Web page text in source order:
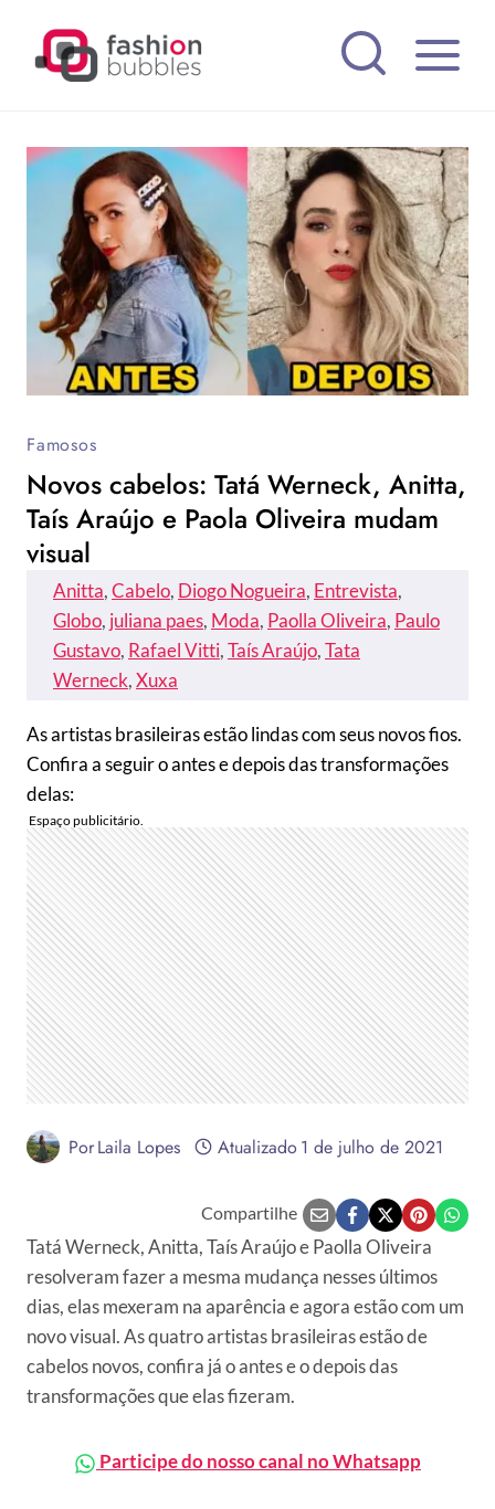
Famosos
Novos cabelos: Tatá Werneck, Anitta,
Taís Araújo e Paola Oliveira mudam
visual
Anitta, Cabelo, Diogo Nogueira, Entrevista
Globo, juliana paes, Moda, Paolla Oliveira, Paulo
Gustavo, Rafael Vitti, Taís Araújo, Tata
Werneck, Xuxa
As artistas brasileiras estão lindas com seus novos fios.
Confira a seguir o antes e depois das transformações
delas:
PorLaila Lopes Atualizado1 de julho de 2021
Compartilhe
Tatá Werneck, Anitta, Taís Araújo e Paolla Oliveira
resolveram fazer a mesma mudança nesses últimos
dias, elas mexeram na aparência e agora estão com um
novo visual. As quatro artistas brasileiras estão de
cabelos novos, confira já o antes e o depois das
transformações que elas fizeram.
Participe do nosso canal no Whatsapp